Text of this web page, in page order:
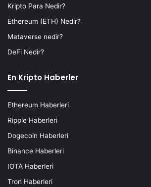
Kripto Para Nedir?
Ethereum (ETH) Nedir?
Metaverse nedir?
DeFi Nedir?
En Kripto Haberler
Ethereum Haberleri
Ripple Haberleri
Dogecoin Haberleri
Binance Haberleri
IOTA Haberleri
Tron Haberleri